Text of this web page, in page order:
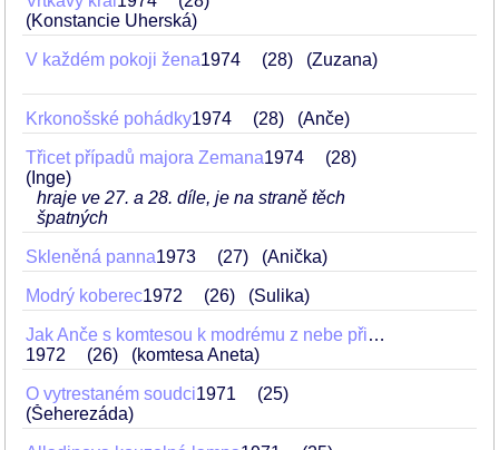
(Konstancie Uherská)
V každém pokoji žena1974 28 (Zuzana)
Krkonošské pohádky1974 28 (Anče)
Třicet případů majora Zemana1974
28
(Inge)
hraje ve 27. a 28. díle, je na straně těch
špatných
Skleněná panna1973 27 (Anička)
Modrý koberec1972 26 (Sulika)
Jak Anče s komtesou k modrému z nebe přišly
1972
26 (komtesa Aneta)
O vytrestaném soudci1971
25
(Šeherezáda)